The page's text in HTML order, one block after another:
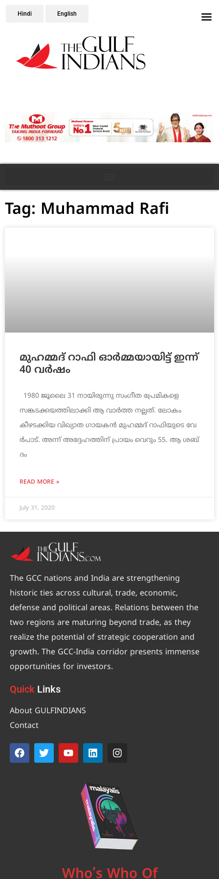
Hindi English
Tag: Muhammad Rafi
മുഹമ്മദ് റാ​ഫി ഓര്‍മ്മയായിട്ട് ഇന്ന്
40 വ​ര്‍​ഷം
1980 ജൂ​ലൈ 31 നാ​യിരുന്നു സംഗീത പ്രേമികളെ
സങ്കടക്കയത്തിലാക്കി ആ വാര്‍ത്ത നല്ലത്. ലോ​കം
കീഴടക്കിയ വി​ഖ്യാ​ത ഗാ​യ​ക​ന്‍ മു​ഹ​മ്മ​ദ് റാഫി​യു​ടെ വേ​
ര്‍​പാ​ട്. അ​ന്ന് അദ്ദേഹത്തിന് പ്രാ​യം വെ​റും 55. ആ ​ശ​ബ്‍​
ദം
READ MORE »
July 31, 2020
The GCC nations and India are strengthening
historic ties across cultural, trade, economic,
defense and political areas. Relations between the
two regions are maturing beyond trade, as they
realize the potential of strategic cooperation and
growth. The GCC-India corridor presents immense
opportunities for investors.
Quick Links
About GULFINDIANS
Contact
Who’s Who Of